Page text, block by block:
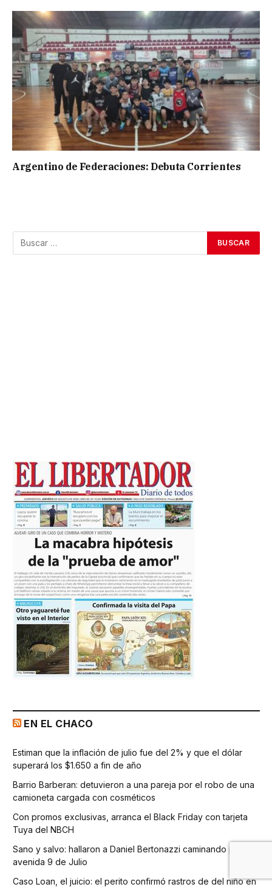
Argentino de Federaciones: Debuta Corrientes
EN EL CHACO
Estiman que la inflación de julio fue del 2% y que el dólar
superará los $1.650 a fin de año
Barrio Barberan: detuvieron a una pareja por el robo de una
camioneta cargada con cosméticos
Con promos exclusivas, arranca el Black Friday con tarjeta
Tuya del NBCH
Sano y salvo: hallaron a Daniel Bertonazzi caminando por la
avenida 9 de Julio
Caso Loan, el juicio: el perito confirmó rastros de del niño en